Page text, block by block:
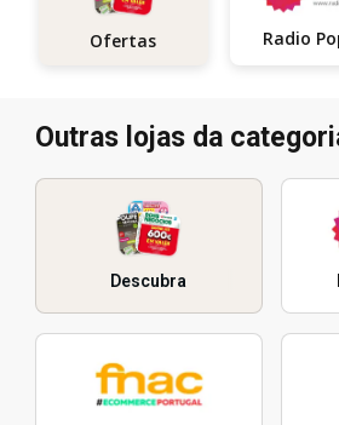
Ofertas
Outras lojas da
Descubra